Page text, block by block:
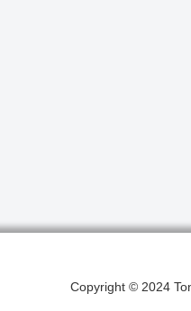
Copyright © 2024